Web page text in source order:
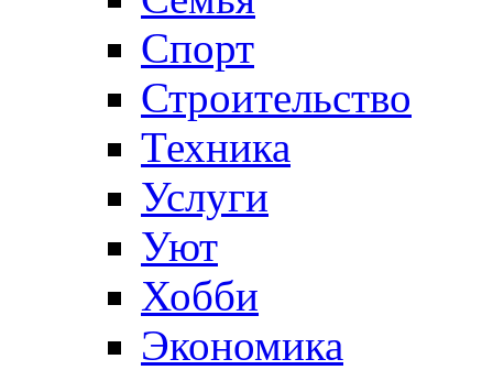
Спорт
Строительство
Техника
Услуги
Уют
Хобби
Экономика